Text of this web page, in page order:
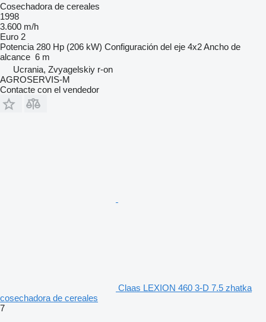
Cosechadora de cereales
1998
3.600 m/h
Euro 2
Potencia 280 Hp (206 kW) Configuración del eje 4x2Ancho de
alcance 6 m
Ucrania, Zvyagelskiy r-on
AGROSERVIS-M
Contacte con el vendedor
Claas LEXION 460 3-D 7.5 zhatka
cosechadora de cereales
7